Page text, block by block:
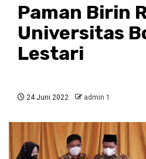
Paman Birin
Universitas
Lestari
24 Juni 2022 admin 1